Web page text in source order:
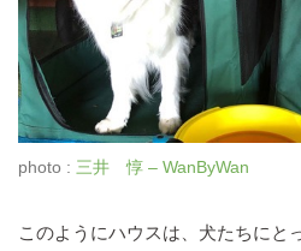
photo : 三井 惇 – WanByWan
このようにハウスは、犬たちにと